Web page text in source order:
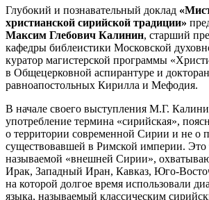
Глубокий и познавательный доклад
христианской сирийской традиции»
Максим Глебович Калинин, старший
кафедры библеистики Московской
куратор магистерской программы
в Общецерковной аспирантуре и
равноапостольных Кирилла и Мефодия.
В начале своего выступления М.Г.
употребление термина «сирийская»,
о территории современной Сирии и не о
существовавшей в Римской империи. Это
называемой «внешней Сирии»,
Ирак, Западный Иран, Кавказ, Юго-
на которой долгое время использовали
языка, называемый классическим